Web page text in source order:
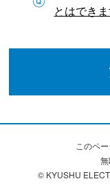
とはでき
このペ
© KYUSHU